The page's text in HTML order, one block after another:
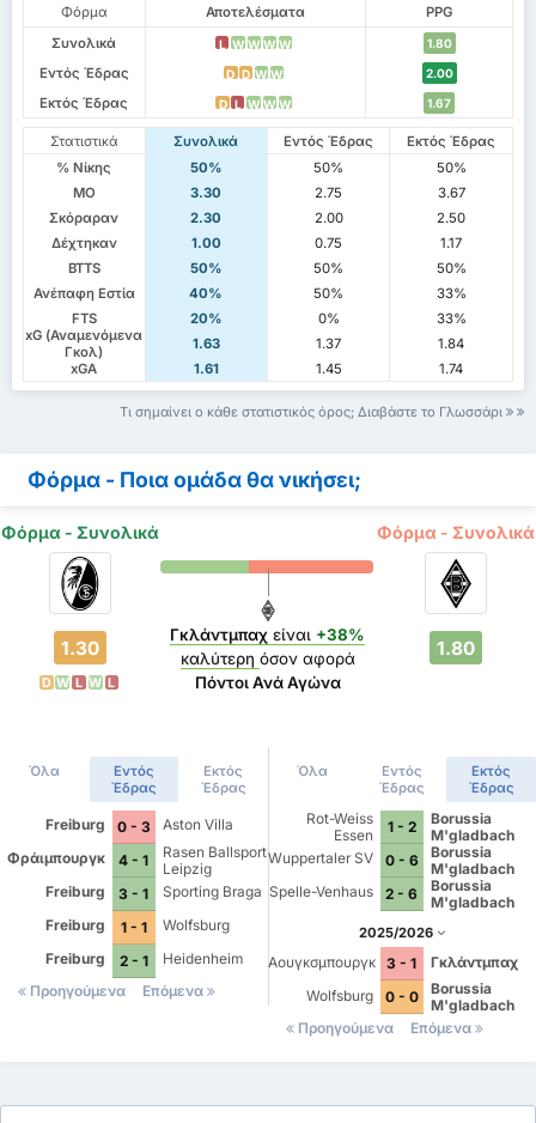
Φόρμα Αποτελέσματα
PPG
Συνολικά
L W W W W 1.80
Εντός Έδρας D D W W 2.00
Εκτός Έδρας D L W W W 1.67
Στατιστικά Συνολικά Εντός Έδρας
Εκτός Έδρας
% Νίκης
50% 50%
50%
ΜΟ
3.30 2.75
3.67
Σκόραραν
2.30 2.00
2.50
Δέχτηκαν
1.00 0.75
1.17
BTTS
50% 50%
50%
Ανέπαφη Εστία
40% 50%
33%
FTS
20% 0%
33%
xG (Αναμενόμενα
Γκολ)
1.63 1.37
1.84
xGA
1.61 1.45 1.74
Τι σημαίνει ο κάθε στατιστικός όρος; Διαβάστε το Γλωσσάρι
Φόρμα - Ποια ομάδα θα νικήσει;
Φόρμα - Συνολικά Φόρμα - Συνολικά
1.30
D W L W L
Γκλάντμπαχ είναι +38%
καλύτερη όσον αφορά
Πόντοι Ανά Αγώνα
1.80
Όλα
Εντός
Έδρας
Εκτός
Έδρας
Freiburg 0 - 3
Aston Villa
Φράιμπουργκ
4 - 1
Rasen Ballsport
Leipzig
Freiburg
3 - 1
Sporting Braga
Freiburg
1 - 1
Wolfsburg
Freiburg
2 - 1
Heidenheim
Προηγούμενα
Επόμενα
Όλα
Εντός
Έδρας
Εκτός
Έδρας
Rot-Weiss
Essen
1 - 2
Borussia
M'gladbach
Wuppertaler SV
0 - 6
Borussia
M'gladbach
Spelle-Venhaus
2 - 6
Borussia
M'gladbach
2025/2026
Αουγκσμπουργκ 3 - 1
Γκλάντμπαχ
Wolfsburg
0 - 0
Borussia
M'gladbach
Προηγούμενα
Επόμενα